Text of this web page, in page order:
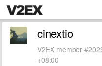
cinextio
V2EX member
+08:00